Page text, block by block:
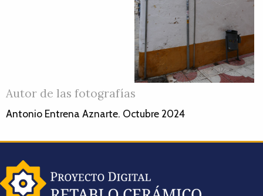
Autor de las fotografías
Antonio Entrena Aznarte. Octubre 2024